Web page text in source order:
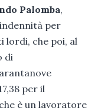
Palomba,
per
lordi, che poi, al
di
per il
è un lavoratore